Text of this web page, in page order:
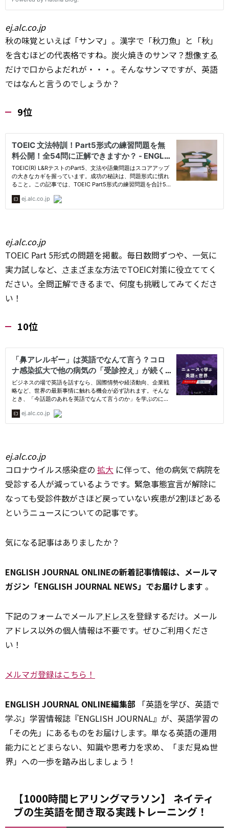
ej.alc.co.jp
秋の味覚といえば「サンマ」。漢字で「秋刀魚」と「秋」
を含むほどの代表格ですね。炭火焼きのサンマ？想像する
だけで口からよだれが・・・。そんなサンマですが、英語
ではなんと言うのでしょうか？
9位
ej.alc.co.jp
TOEIC Part 5形式の問題を掲載。毎日数問ずつや、一気に
実力試しなど、 さまざまな方法でTOEIC対策に役立ててく
ださい。全問正解できるまで、何度も挑戦してみてくださ
い！
10位
ej.alc.co.jp
コロナウイルス感染症の 拡大 に伴って、他の病気で病院を
受診する人が減っているようです。緊急事態宣言が解除に
なっても受診件数がさほど戻っていない疾患が2割ほどある
というニュースについての記事です。
気になる記事はありましたか？
ENGLISH JOURNAL ONLINEの新着記事情報は、メールマ
ガジン「ENGLISH JOURNAL NEWS」でお届けします 。
下記のフォームでメールア ドレスを登録するだけ。メール
アドレス以外の個人情報は不要です。ぜひご利用くださ
い！
メルマガ登録はこちら！
ENGLISH JOURNAL ONLINE編集部 「英語を学び、英語で
学ぶ」学習情報誌『ENGLISH JOURNAL』が、英語学習の
「その先」にあるものをお届けします。単なる英語の運用
能力にとどまらない、知識や思考力を求め、「まだ見ぬ世
界」への一歩を踏み出しましょう！
【1000時間ヒアリングマラソン】 ネイティ
ブの生英語を聞き取る実践トレーニング！